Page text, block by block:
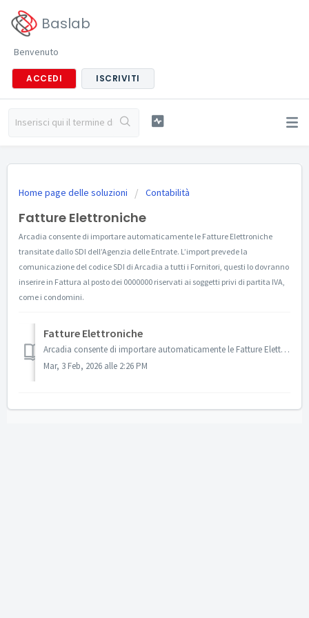
Baslab
Benvenuto
ACCEDI ISCRIVITI
Home page delle soluzioni Contabilità
Fatture Elettroniche
Arcadia consente di importare automaticamente le Fatture Elettroniche
transitate dallo SDI dell’Agenzia delle Entrate. L’import prevede la
comunicazione del codice SDI di Arcadia a tutti i Fornitori, questi lo dovranno
inserire in Fattura al posto dei 0000000 riservati ai soggetti privi di partita IVA,
come i condomini.
Fatture Elettroniche
Arcadia consente di importare automaticamente le Fatture Elettroniche transitate dallo SDI dell’Agenzia delle Entrate. L’import prevede la comunicazione de...
Mar, 3 Feb, 2026 alle 2:26 PM